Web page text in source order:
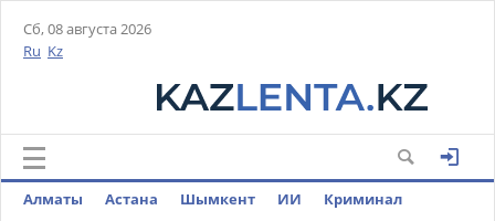
Сб, 08 августа 2026
Ru Kz
Алматы Астана Шымкент ИИ
Криминал